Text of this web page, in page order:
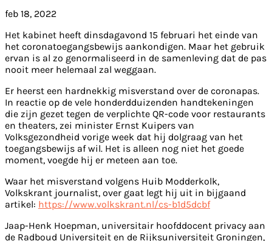
feb 18, 2022
Het kabinet heeft dinsdagavond 15 februari het einde van
het coronatoegangsbewijs aankondigen. Maar het gebruik
ervan is al zo genormaliseerd in de samenleving dat de pas
nooit meer helemaal zal weggaan.
Er heerst een hardnekkig misverstand over de coronapas.
In reactie op de vele honderdduizenden handtekeningen
die zijn gezet tegen de verplichte QR-code voor restaurants
en theaters, zei minister Ernst Kuipers van
Volksgezondheid vorige week dat hij dolgraag van het
toegangsbewijs af wil. Het is alleen nog niet het goede
moment, voegde hij er meteen aan toe.
Waar het misverstand volgens Huib Modderkolk,
Volkskrant journalist, over gaat legt hij uit in bijgaand
artikel: https://www.volkskrant.nl/cs-b1d5dcbf
Jaap-Henk Hoepman, universitair hoofddocent privacy aan
de Radboud Universiteit en de Rijksuniversiteit Groningen,